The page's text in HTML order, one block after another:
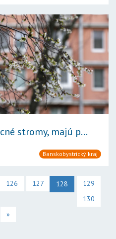
stromy, majú p...
Banskobystrický kraj
126 127 128
129
130
»